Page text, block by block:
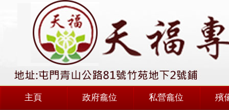
主頁 政府龕位 私營龕位 殯